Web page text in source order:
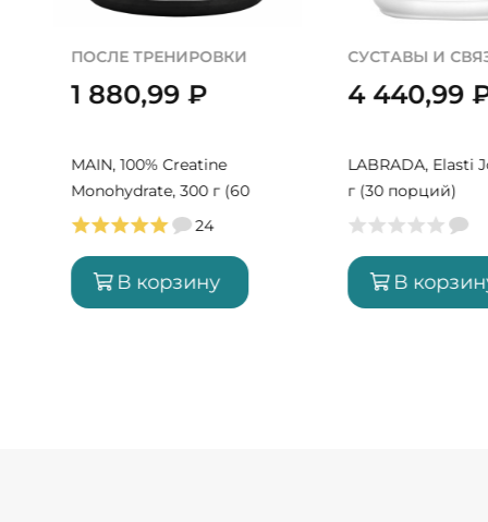
ПОСЛЕ ТРЕНИРОВКИ
1 880,99 ₽
MAIN, 100% Creatine
Monohydrate, 300 г (60
порций)
24
В корзину
СУСТАВЫ И
4 440,99
LABRADA, Elasti
г (30 порций)
В